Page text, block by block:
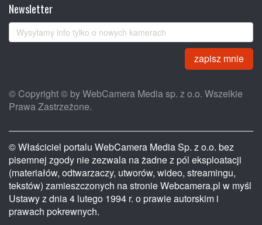
Newsletter
zapisz mnie
© Copyright © by WebCamera Media sp. z o.o. Wszelkie
Prawa Zastrzeżone.
© Właściciel portalu WebCamera Media Sp. z o.o. bez
pisemnej zgody nie zezwala na żadne z pól eksploatacji
(materiałów, odtwarzaczy, utworów, wideo, streamingu,
tekstów) zamieszczonych na stronie Webcamera.pl w myśl
Ustawy z dnia 4 lutego 1994 r. o prawie autorskim i
prawach pokrewnych.